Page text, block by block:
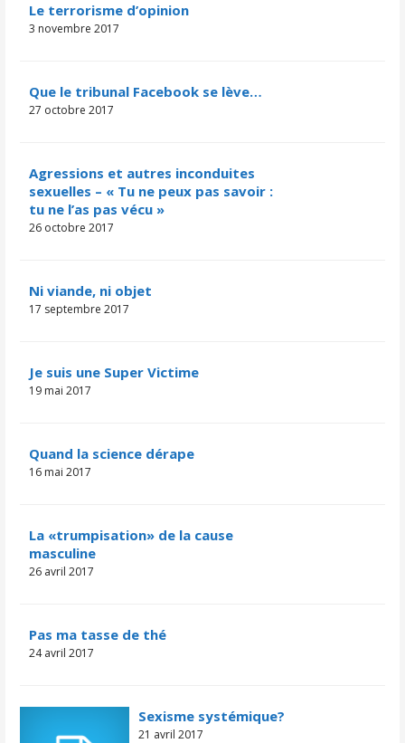
Le terrorisme d’opinion
3 novembre 2017
Que le tribunal Facebook se lève…
27 octobre 2017
Agressions et autres inconduites
sexuelles – « Tu ne peux pas savoir :
tu ne l’as pas vécu »
26 octobre 2017
Ni viande, ni objet
17 septembre 2017
Je suis une Super Victime
19 mai 2017
Quand la science dérape
16 mai 2017
La «trumpisation» de la cause
masculine
26 avril 2017
​​​​Pas ma tasse de thé
24 avril 2017
Sexisme systémique?
21 avril 2017